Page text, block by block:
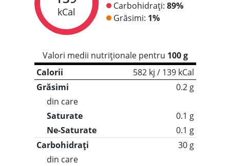
kCal
Carbohidrați: 89%
Grăsimi: 1%
Valori medii nutriționale pentru 100 g
Calorii
582 kj / 139 kCal
Grăsimi
0.2 g
din care
Saturate
0.1 g
Ne-Saturate
0.1 g
Carbohidrați
30 g
din care